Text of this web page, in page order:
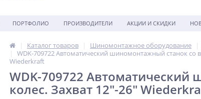
ПОРТФОЛИО ПРОИЗВОДИТЕЛИ АКЦИИ И СКИДКИ
Каталог товаров Шиномонтажное оборудование
WDK-709722 Автоматический шиномонтажный станок со
Wiederkraft
WDK-709722
колес. Захват 12"-26"